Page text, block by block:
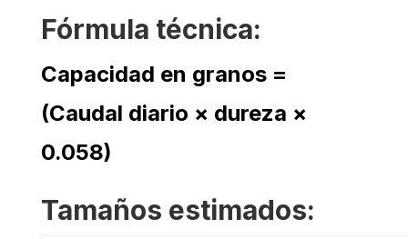
Fórmula técnica:
Capacidad en granos =
(Caudal diario × dureza ×
0.058)
Tamaños estimados: